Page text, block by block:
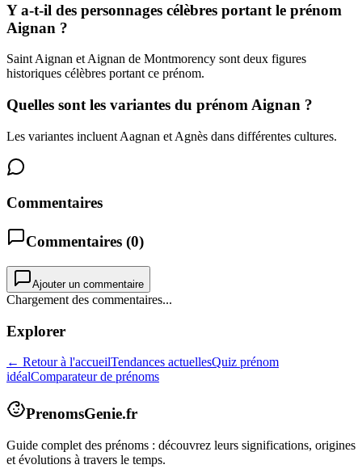
Y a-t-il des personnages célèbres portant le prénom
Aignan ?
Saint Aignan et Aignan de Montmorency sont deux figures
historiques célèbres portant ce prénom.
Quelles sont les variantes du prénom Aignan ?
Les variantes incluent Aagnan et Agnès dans différentes cultures.
Commentaires
Commentaires (0)
Ajouter un commentaire
Chargement des commentaires...
Explorer
← Retour à l'accueilTendances actuellesQuiz prénom
idéalComparateur de prénoms
PrenomsGenie.fr
Guide complet des prénoms : découvrez leurs significations, origines
et évolutions à travers le temps.